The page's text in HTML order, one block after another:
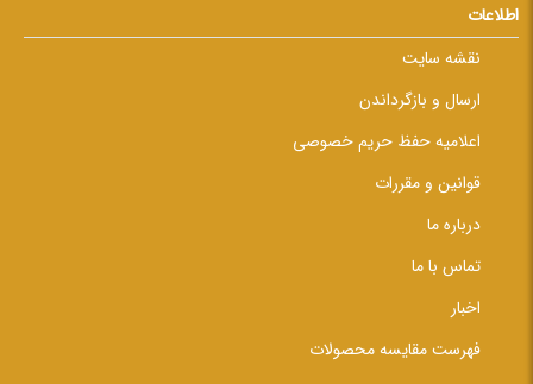
اطلاعات
نقشه سایت
ارسال و بازگرداندن
اعلامیه حفظ حریم خصوصی
قوانین و مقررات
درباره ما
تماس با ما
اخبار
فهرست مقایسه محصولات